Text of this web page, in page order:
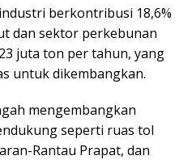
berkontribusi 18,6%
dan sektor perkebunan
juta ton per tahun, yang
untuk dikembangkan.
mengembangkan
seperti ruas tol
Rantau Prapat, dan